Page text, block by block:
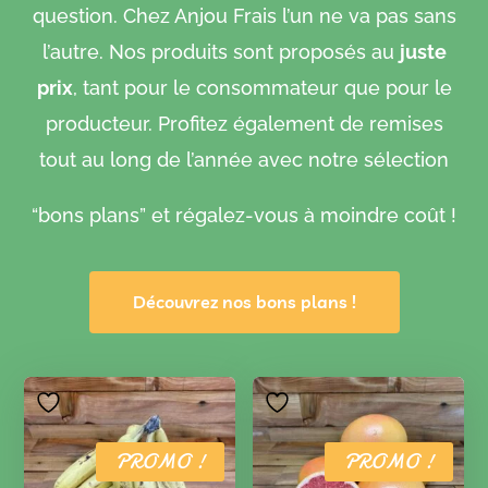
produit
question. Chez Anjou Frais l’un ne va pas sans
l’autre. Nos produits sont proposés au juste
prix, tant pour le consommateur que pour le
producteur. Profitez également de remises
tout au long de l’année avec notre sélection
“bons plans” et régalez-vous à moindre coût !
Découvrez nos bons plans !
PROMO ! PROMO !